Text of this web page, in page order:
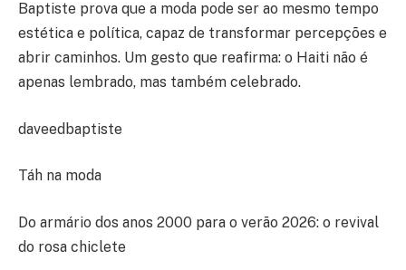
Baptiste prova que a moda pode ser ao mesmo tempo
estética e política, capaz de transformar percepções e
abrir caminhos. Um gesto que reafirma: o Haiti não é
apenas lembrado, mas também celebrado.
daveedbaptiste
Táh na moda
Do armário dos anos 2000 para o verão 2026: o revival
do rosa chiclete